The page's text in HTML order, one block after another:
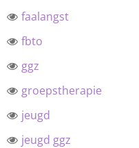
faalangst
fbto
ggz
groepstherapie
jeugd
jeugd ggz